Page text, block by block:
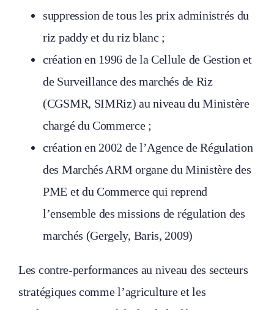
suppression de tous les prix administrés du
riz paddy et du riz blanc ;
création en 1996 de la Cellule de Gestion et
de Surveillance des marchés de Riz
(CGSMR, SIMRiz) au niveau du Ministère
chargé du Commerce ;
création en 2002 de l’Agence de Régulation
des Marchés ARM organe du Ministère des
PME et du Commerce qui reprend
l’ensemble des missions de régulation des
marchés (Gergely, Baris, 2009)
Les contre-performances au niveau des secteurs
stratégiques comme l’agriculture et les